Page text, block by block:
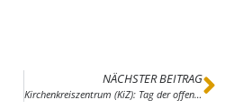
NÄCHSTER BEITRAG
Kirchenkreiszentrum (KiZ): Tag der offenen Baustelle